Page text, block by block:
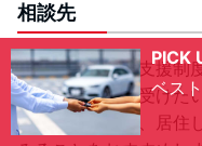
相談先
生活困窮者自立支援制
具体的な支援を受けた
けていますので、居住
PICK
ベス